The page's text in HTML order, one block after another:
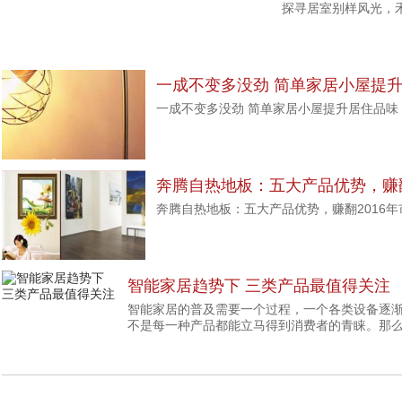
你而来
探寻居室别样风光，
一成不变多没劲 简单家居小屋提
一成不变多没劲 简单家居小屋提升居住品味
奔腾自热地板：五大产品优势，
奔腾自热地板：五大产品优势，赚翻2016年
智能家居趋势下 三类产品最值得关注
智能家居的普及需要一个过程，一个各类设备逐
不是每一种产品都能立马得到消费者的青睐。那